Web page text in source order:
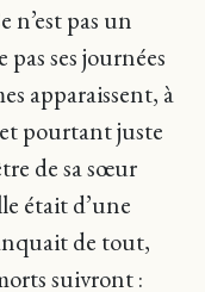
n’est pas un
ses journées
apparaissent, à
pourtant juste
de sa sœur
était d’une
de tout,
suivront :